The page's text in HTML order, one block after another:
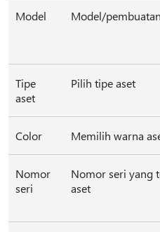
Model Model/
Tipe
aset
Pilih tipe aset
Color Memilih warna
Nomor
seri
Nomor seri yang
aset